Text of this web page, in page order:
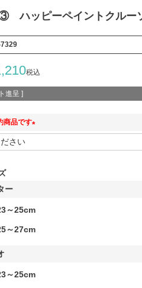
ハッピーペイントクル
税込
進呈 ]
商品です
必
ー
～25cm
～27cm
～25cm